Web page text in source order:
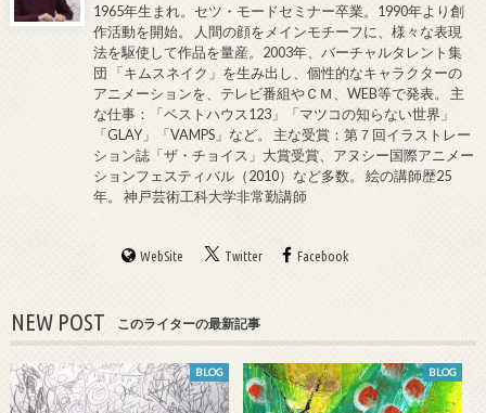
1965年生まれ。セツ・モードセミナー卒業。1990年より創
作活動を開始。 人間の顔をメインモチーフに、様々な表現
法を駆使して作品を量産。2003年、バーチャルタレント集
団 「キムスネイク」を生み出し、個性的なキャラクターの
アニメーションを、テレビ番組やＣＭ、WEB等で発表。 主
な仕事：「ベストハウス123」「マツコの知らない世界」
「GLAY」「VAMPS」など。 主な受賞：第７回イラストレー
ション誌「ザ・チョイス」大賞受賞、アヌシー国際アニメー
ションフェスティバル（2010）など多数。 絵の講師歴25
年。 神戸芸術工科大学非常勤講師
WebSite Twitter Facebook
NEW POST このライターの最新記事
BLOG BLOG